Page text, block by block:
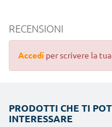
RECENSIONI
Accedi per scrivere la
PRODOTTI CHE TI
INTERESSARE